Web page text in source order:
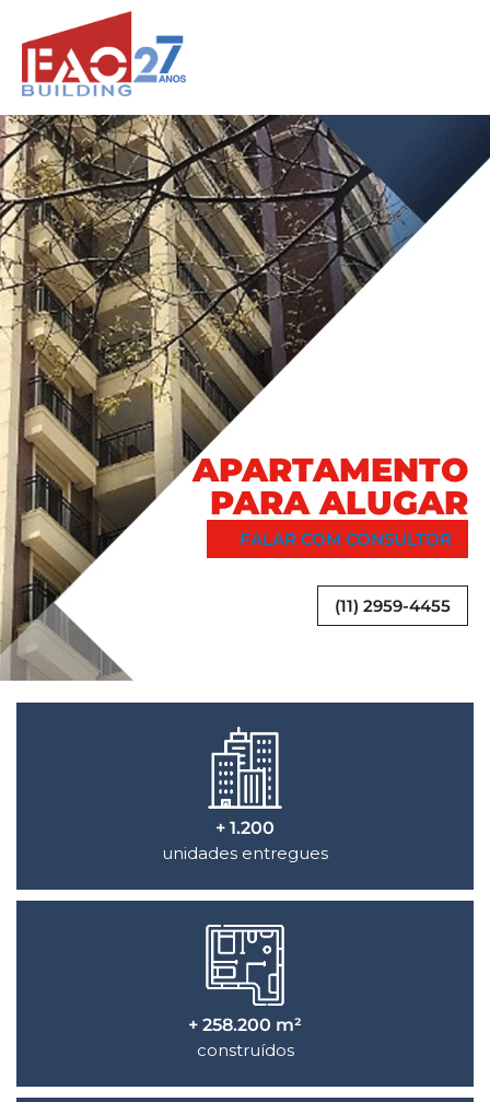
APARTAMENTO
PARA ALUGAR
FALAR COM CONSULTOR
(11) 2959-4455
+ 1.200
unidades entregues
+ 258.200 m²
construídos